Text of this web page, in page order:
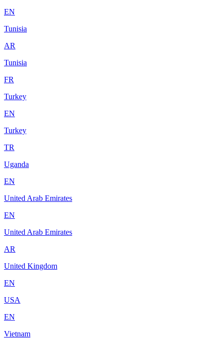
EN
Tunisia
AR
Tunisia
FR
Turkey
EN
Turkey
TR
Uganda
EN
United Arab Emirates
EN
United Arab Emirates
AR
United Kingdom
EN
USA
EN
Vietnam